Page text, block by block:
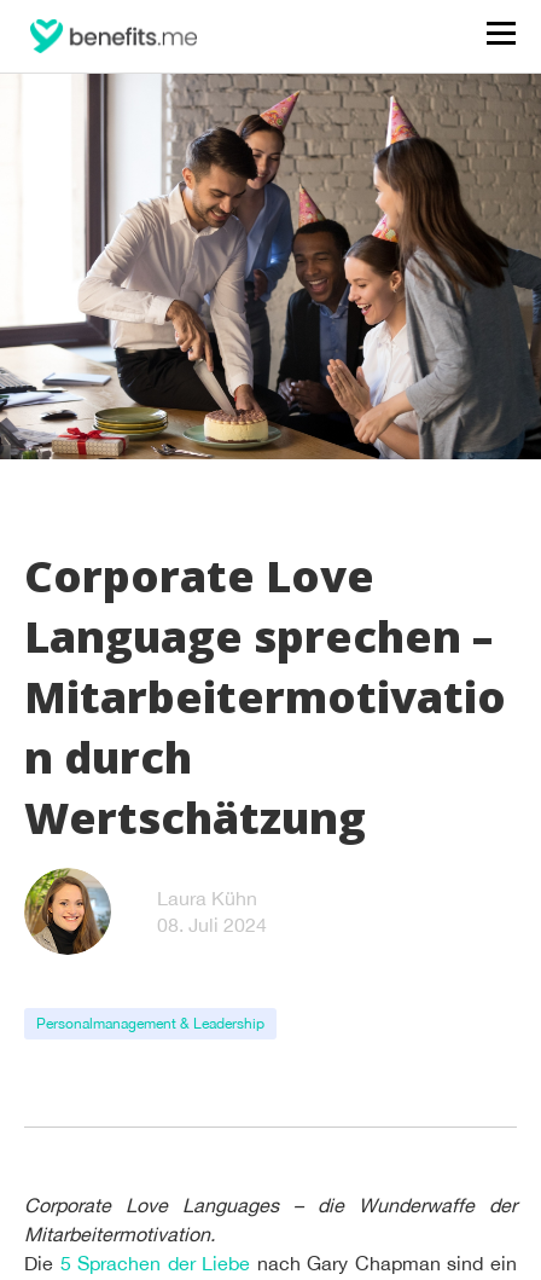
Corporate Love
Language sprechen –
Mitarbeitermotivatio
n durch
Wertschätzung
Laura Kühn
08. Juli 2024
Personalmanagement & Leadership
Corporate Love Languages – die Wunderwaffe der
Mitarbeitermotivation.
Die 5 Sprachen der Liebe nach Gary Chapman sind ein